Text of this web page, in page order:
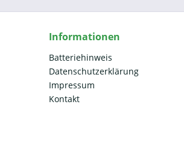
Informationen
Batteriehinweis
Datenschutzerklärung
Impressum
Kontakt